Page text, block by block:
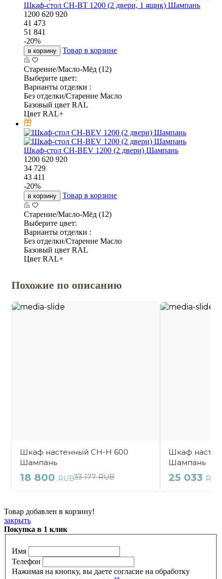
Шкаф-стол CH-BT 1200 (2 двери, 1 ящик) Шампань
1200 620 920
41 473
51 841
-20%
в корзину Товар в корзине
Старение/Масло-Мёд (12)
Выберите цвет:
Варианты отделки :
Без отделки/Старение Масло
Базовый цвет RAL
Цвет RAL+
Шкаф-стол CH-BEV 1200 (2 двери) Шампань
1200 620 920
34 729
43 411
-20%
в корзину Товар в корзине
Старение/Масло-Мёд (12)
Выберите цвет:
Варианты отделки :
Без отделки/Старение Масло
Базовый цвет RAL
Цвет RAL+
Товар добавлен в корзину!
закрыть
Покупка в 1 клик
Имя
Телефон
Нажимая на кнопку, вы даете согласие на обработку